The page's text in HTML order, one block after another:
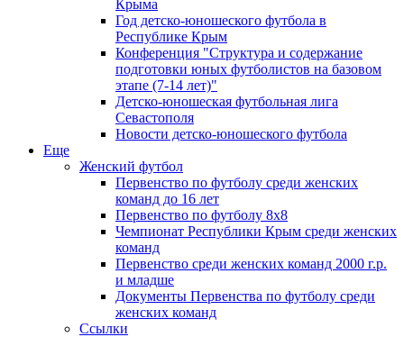
Крыма
Год детско-юношеского футбола в
Республике Крым
Конференция "Структура и содержание
подготовки юных футболистов на базовом
этапе (7-14 лет)"
Детско-юношеская футбольная лига
Севастополя
Новости детско-юношеского футбола
Еще
Женский футбол
Первенство по футболу среди женских
команд до 16 лет
Первенство по футболу 8х8
Чемпионат Республики Крым среди женских
команд
Первенство среди женских команд 2000 г.р.
и младше
Документы Первенства по футболу среди
женских команд
Ссылки